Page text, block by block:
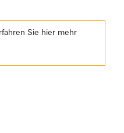
Sie hier mehr